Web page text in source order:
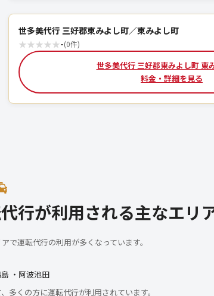
世多美代行 三好郡東みよし町／東みよし町
★★★★★-(0件)
世多美代行 三好郡東みよし町 東
料金・詳細を見る
行が利用される主なエリ
で運転代行の利用が多くなっています。
・阿波池田
多くの方に運転代行が利用されています。